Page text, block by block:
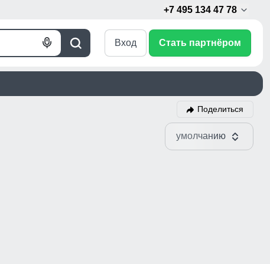
+7 495 134 47 78
Поиск
Голосовой
Вход Стать партнёром
Поделиться
умолчанию